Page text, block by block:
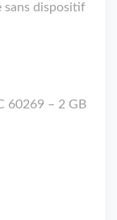
sans dispositif
60269 – 2 GB